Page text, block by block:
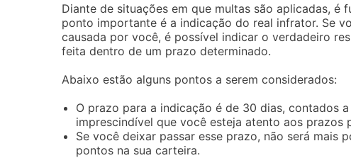
Diante de situações em que multas são aplicadas,
ponto importante é a indicação do real infrator. Se
causada por você, é possível indicar o verdadeiro
feita dentro de um prazo determinado.
Abaixo estão alguns pontos a serem considerados:
O prazo para a indicação é de 30 dias, contados
imprescindível que você esteja atento aos prazos
Se você deixar passar esse prazo, não será mais
pontos na sua carteira.